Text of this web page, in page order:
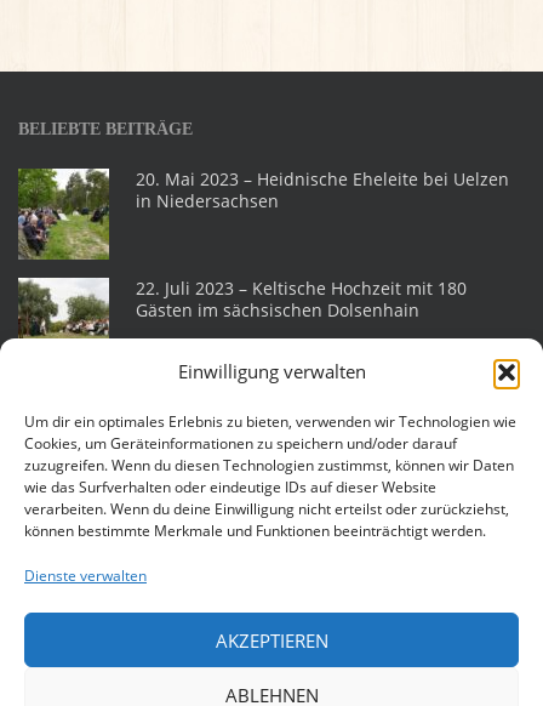
Einwilligung verwalten
Um dir ein optimales Erlebnis zu bieten, verwenden wir Technologien wie
Cookies, um Geräteinformationen zu speichern und/oder darauf
zuzugreifen. Wenn du diesen Technologien zustimmst, können wir Daten
wie das Surfverhalten oder eindeutige IDs auf dieser Website
verarbeiten. Wenn du deine Einwilligung nicht erteilst oder zurückziehst,
können bestimmte Merkmale und Funktionen beeinträchtigt werden.
Dienste verwalten
AKZEPTIEREN
ABLEHNEN
BELIEBTE BEITRÄGE
20. Mai 2023 – Heidnische Eheleite bei Uelzen
in Niedersachsen
22. Juli 2023 – Keltische Hochzeit mit 180
Gästen im sächsischen Dolsenhain
sächsischen Helmsdorf
Eheleite am 25. Juli 2015 auf der Katlenburg
Heidnische Hochzeit am 11. Juli 2015 in